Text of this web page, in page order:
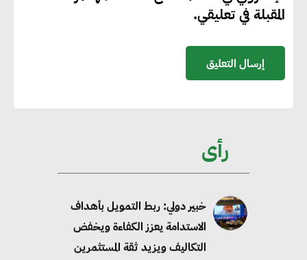
المقبلة في تعليقي.
رأى
تحالف عالمي يطلق حملة لتسريع
الاعتماد على الكهرباء المولدة من
مصادر الطاقة المتجددة بحلول
2035
والسياسات
خبير دولي: ربط التمويل بأهداف
الاستدامة يعزز الكفاءة ويخفض
التكاليف ويزيد ثقة المستثمرين